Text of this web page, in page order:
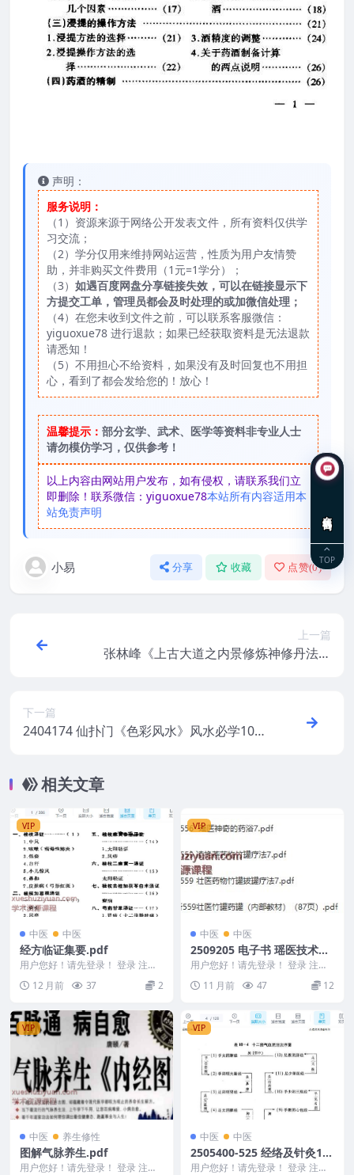
声明：
服务说明：
（1）资源来源于网络公开发表文件，所有资料仅供学
习交流；
（2）学分仅用来维持网站运营，性质为用户友情赞
助，并非购买文件费用（1元=1学分）；
（3） 如遇百度网盘分享链接失效，可以在链接显示下
方提交工单，管理员都会及时处理的或加微信处理；
（4）在您未收到文件之前，可以联系客服微信：
yiguoxue78 进行退款；如果已经获取资料是无法退款
请悉知！
（5）不用担心不给资料，如果没有及时回复也不用担
心，看到了都会发给您的！放心！
温馨提示： 部分玄学、武术、医学等资料非专业人士
请勿模仿学习，仅供参考！
以上内容由网站用户发布，如有侵权，请联系我们立
即删除！联系微信：yiguoxue78本站所有内容适用本
站免责声明
小易 分享 收藏 点赞(0)
上一篇
张林峰《上古大道之内景修炼神修丹法薪
下一篇
2404174 仙扑门《色彩风水》风水必学10集
相关文章
VIP
中医 中医
经方临证集要.pdf
用户您好！请先登录！ 登录 注册
经方临证集要.pdf 2505400-521
12 月前 37 2
VIP
中医 中医
2509205 电子书 瑶医技术绝
技四套
用户您好！请先登录！ 登录 注册
电子书 瑶医技术绝技四套 250920
5 Fo...11 月前 47 12
VIP
中医 养生修性
图解气脉养生.pdf
用户您好！请先登录！ 登录 注册
VIP
中医 中医
2505400-525 经络及针灸12
8p
用户您好！请先登录！ 登录 注册
TOP